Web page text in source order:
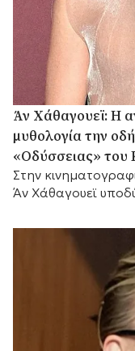
Άν Χάθαγουεϊ: Η
μυθολογία την
«Οδύσσειας»
Στην
Άν Χάθαγουεϊ